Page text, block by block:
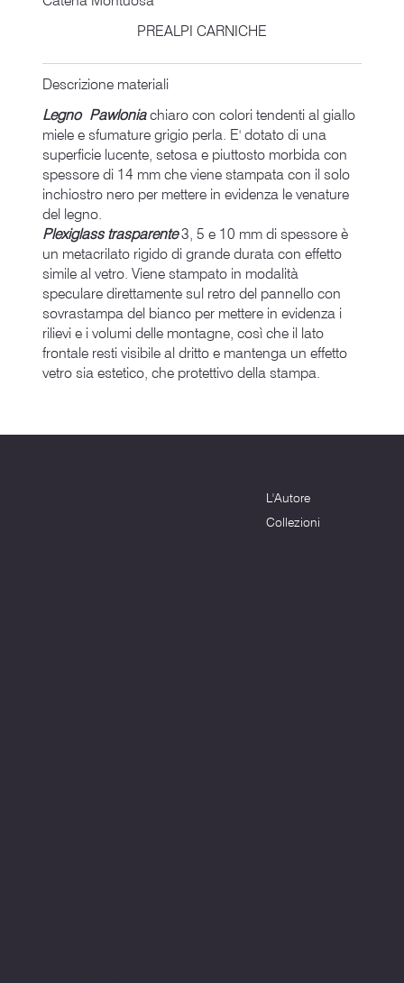
PREALPI CARNICHE
Descrizione materiali
Legno Pawloniachiaro con colori tendenti al giallo
miele e sfumature grigio perla. E' dotato di una
superficie lucente, setosa e piuttosto morbida con
spessore di 14 mm che viene stampata con il solo
inchiostro nero per mettere in evidenza le venature
del legno.
Plexiglass trasparente3, 5 e 10 mm di spessore è
un metacrilato rigido di grande durata con effetto
simile al vetro. Viene stampato in modalità
speculare direttamente sul retro del pannello con
sovrastampa del bianco per mettere in evidenza i
rilievi e i volumi delle montagne, così che il lato
frontale resti visibile al dritto e mantenga un effetto
vetro sia estetico, che protettivo della stampa.
L'Autore
Collezioni